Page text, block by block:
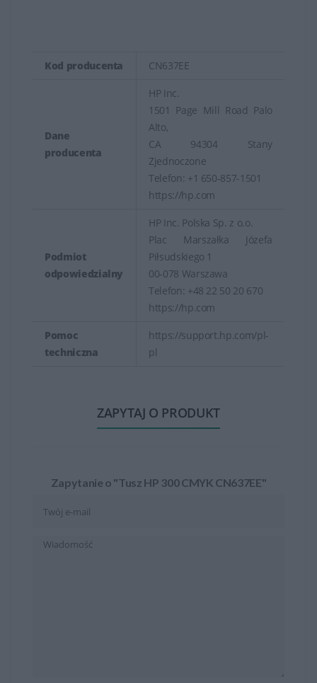
Kod producenta CN637EE
Dane
producenta
HP Inc.
1501 Page Mill Road Palo
Alto,
CA 94304 Stany
Zjednoczone
Telefon: +1 650-857-1501
https://hp.com
Podmiot
odpowiedzialny
HP Inc. Polska Sp. z o.o.
Plac Marszałka Józefa
Piłsudskiego 1
00-078 Warszawa
Telefon: +48 22 50 20 670
https://hp.com
Pomoc
techniczna
https://support.hp.com/pl-
pl
ZAPYTAJ O PRODUKT
Zapytanie o "Tusz HP 300 CMYK CN637EE"